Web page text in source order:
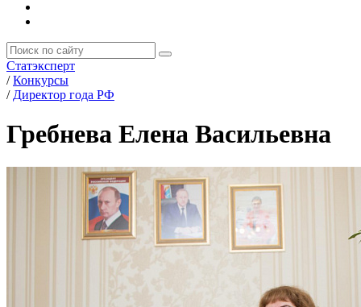
Статэксперт
/ Конкурсы
/ Директор года РФ
Гребнева Елена Васильевна